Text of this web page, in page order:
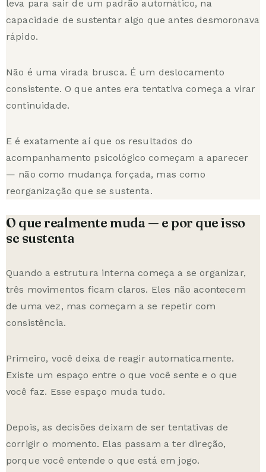
leva para sair de um padrão automático, na
capacidade de sustentar algo que antes desmoronava
rápido.
Não é uma virada brusca. É um deslocamento
consistente. O que antes era tentativa começa a virar
continuidade.
E é exatamente aí que os resultados do
acompanhamento psicológico começam a aparecer
— não como mudança forçada, mas como
reorganização que se sustenta.
O que realmente muda — e por que isso
se sustenta
Quando a estrutura interna começa a se organizar,
três movimentos ficam claros. Eles não acontecem
de uma vez, mas começam a se repetir com
consistência.
Primeiro, você deixa de reagir automaticamente.
Existe um espaço entre o que você sente e o que
você faz. Esse espaço muda tudo.
Depois, as decisões deixam de ser tentativas de
corrigir o momento. Elas passam a ter direção,
porque você entende o que está em jogo.